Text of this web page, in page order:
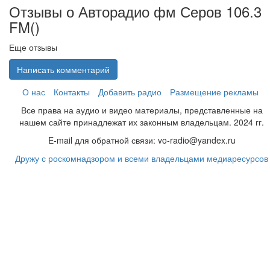
Отзывы о Авторадио фм Серов 106.3
FM()
Еще отзывы
Написать комментарий
О нас
Контакты Добавить радио
Размещение рекламы
Все права на аудио и видео материалы, представленные на
нашем сайте принадлежат их законным владельцам. 2024 гг.
E-mail для обратной связи: vo-radio@yandex.ru
Дружу с роскомнадзором и всеми владельцами медиаресурсов